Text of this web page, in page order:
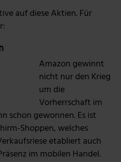
auf diese Aktien. Für
Amazon gewinnt
nicht nur den Krieg
um die
Vorherrschaft im
schon gewonnen. Es ist
Shoppen, welches
etabliert auch
im mobilen Handel.